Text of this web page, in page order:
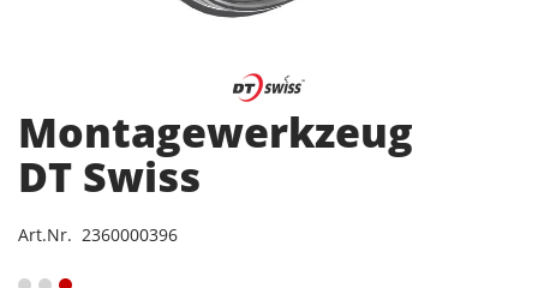
Montagewerkzeug
DT Swiss
Art.Nr. 2360000396